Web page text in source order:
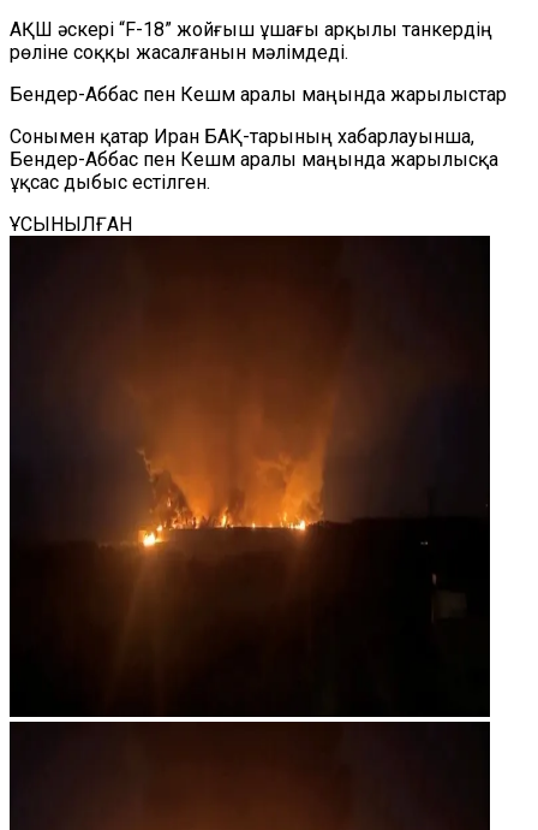
АҚШ әскері “F-18” жойғыш ұшағы арқылы танкердің
рөліне соққы жасалғанын мәлімдеді.
Бендер-Аббас пен Кешм аралы маңында жарылыстар
Сонымен қатар Иран БАҚ-тарының хабарлауынша,
Бендер-Аббас пен Кешм аралы маңында жарылысқа
ұқсас дыбыс естілген.
ҰСЫНЫЛҒАН